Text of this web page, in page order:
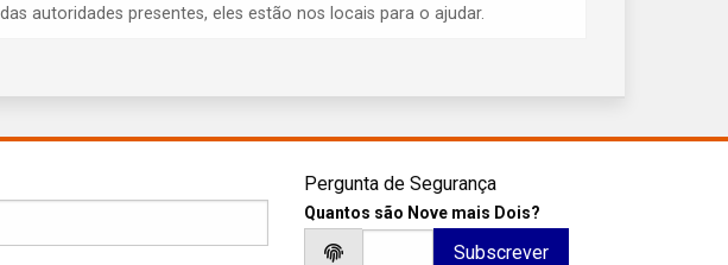
autoridades presentes, eles estão nos locais para o ajudar.
Pergunta de Segurança
Quantos são Nove mais Dois?